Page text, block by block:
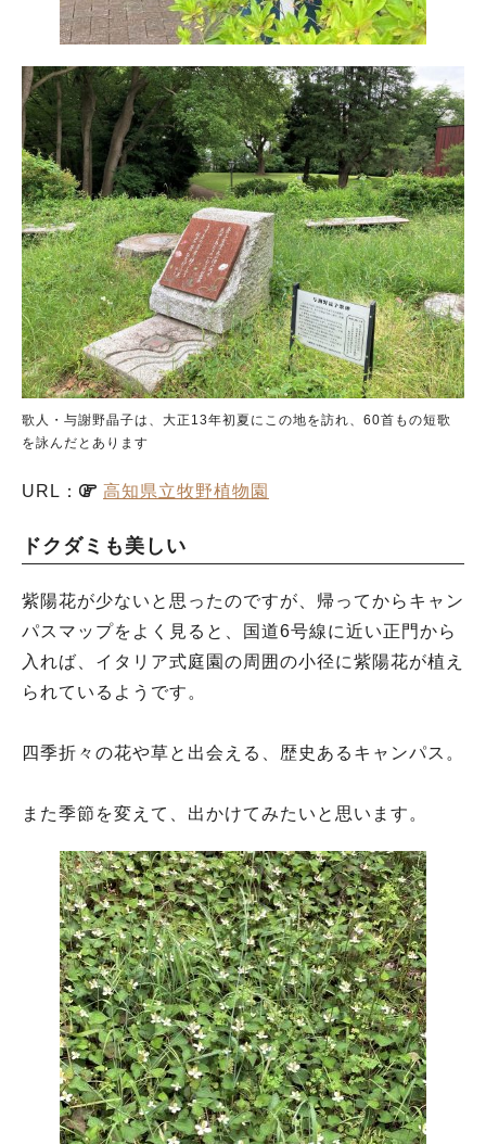
歌人・与謝野晶子は、大正13年初夏にこの地を訪れ、60首もの短歌
を詠んだとあります
URL： 高知県立牧野植物園
ドクダミも美しい
紫陽花が少ないと思ったのですが、帰ってからキャン
パスマップをよく見ると、国道6号線に近い正門から
入れば、イタリア式庭園の周囲の小径に紫陽花が植え
られているようです。
四季折々の花や草と出会える、歴史あるキャンパス。
また季節を変えて、出かけてみたいと思います。